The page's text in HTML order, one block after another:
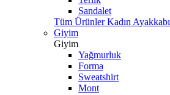
Sandalet
Tüm Ürünler Kadın Ayakkabı
Giyim
Giyim
Yağmurluk
Forma
Sweatshirt
Mont